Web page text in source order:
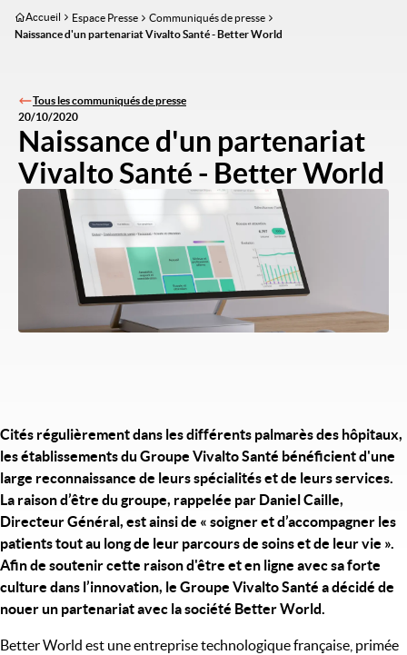
Aller
au
Accueil Espace Presse
Communiqués de presse
Naissance d'un partenariat Vivalto Santé - Better World
Tous les communiqués de presse
20/10/2020
Naissance d'un partenariat
Vivalto Santé - Better World
Cités régulièrement dans les différents palmarès des hôpitaux,
les établissements du Groupe Vivalto Santé bénéficient d'une
large reconnaissance de leurs spécialités et de leurs services.
La raison d’être du groupe, rappelée par Daniel Caille,
Directeur Général, est ainsi de « soigner et d’accompagner les
patients tout au long de leur parcours de soins et de leur vie ».
Afin de soutenir cette raison d'être et en ligne avec sa forte
culture dans l’innovation, le Groupe Vivalto Santé a décidé de
nouer un partenariat avec la société Better World.
Better World est une entreprise technologique française, primée